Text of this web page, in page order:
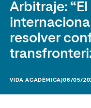
Arbitraje:
resolver
VIDA ACADÉMICA |06/05/